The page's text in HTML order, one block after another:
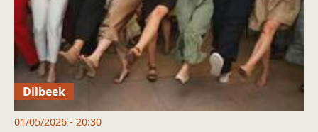
Dilbeek
01/05/2026 - 20:30